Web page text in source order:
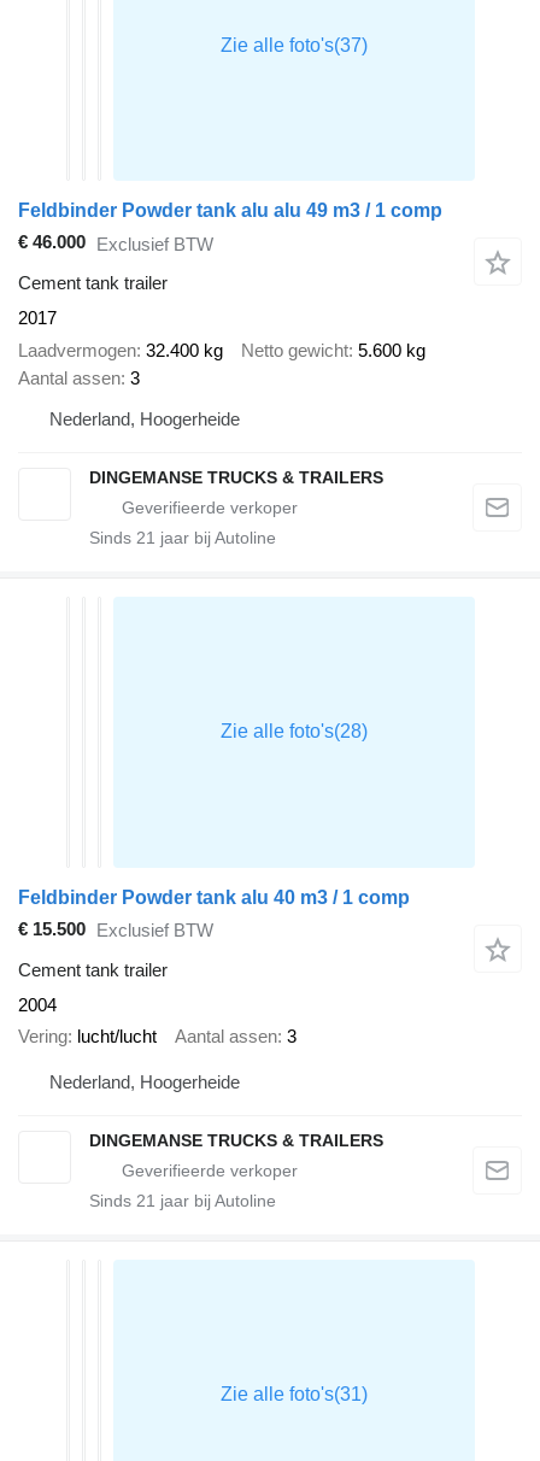
Feldbinder Powder tank alu alu 49 m3 / 1 comp
€ 46.000 Exclusief BTW
Cement tank trailer
2017
Laadvermogen 32.400 kg Netto gewicht 5.600 kg
Aantal assen 3
Nederland, Hoogerheide
DINGEMANSE TRUCKS & TRAILERS
Sinds 21 jaar bij Autoline
Feldbinder Powder tank alu 40 m3 / 1 comp
€ 15.500 Exclusief BTW
Cement tank trailer
2004
Vering lucht/lucht Aantal assen 3
Nederland, Hoogerheide
DINGEMANSE TRUCKS & TRAILERS
Sinds 21 jaar bij Autoline